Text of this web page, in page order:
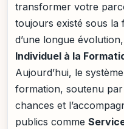
transformer votre
toujours existé sous la
d’une longue
Individuel à la
Aujourd’hui, le système
formation, soutenu par
chances et
publics comme